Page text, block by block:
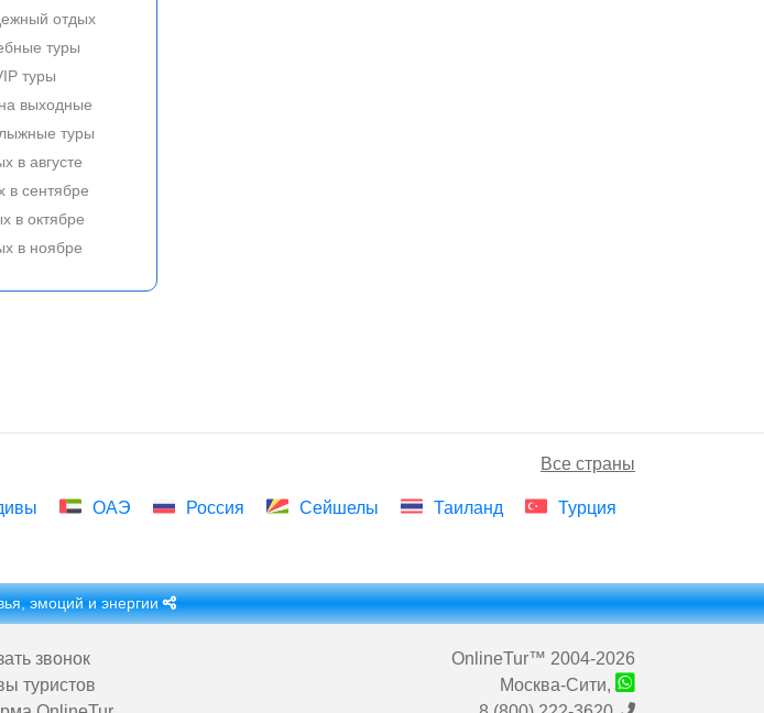
отдых
туры
туры
выходные
туры
в августе
в сентябре
в октябре
в ноябре
Все страны
ОАЭ Россия Сейшелы Таиланд Турция
эмоций и энергии
звонок
туристов
OnlineTur™ 2004-2026
Москва-Сити,